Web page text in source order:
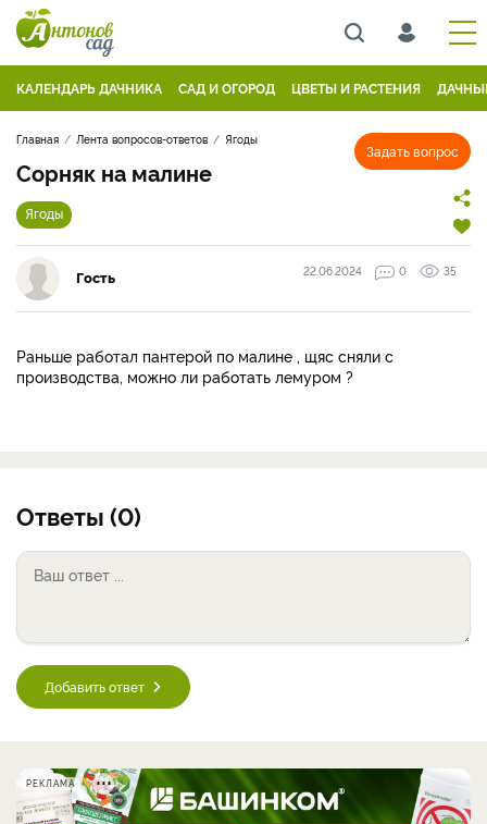
КАЛЕНДАРЬ ДАЧНИКА САД И ОГОРОД ЦВЕТЫ И РАСТЕНИЯ
Задать вопрос
Главная Лента вопросов-ответов Ягоды
Сорняк на малине
Ягоды
Гость 22.06.2024 0 35
Раньше работал пантерой по малине , щяс сняли с
производства, можно ли работать лемуром ?
Ответы (0)
Добавить ответ
РЕКЛАМА